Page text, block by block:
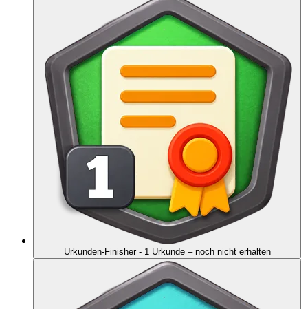
Urkunden-Finisher - 1 Urkunde – noch nicht erhalten